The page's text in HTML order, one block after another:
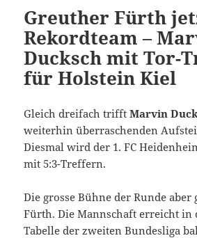
Greuther Fürth
Rekordteam –
Ducksch mit Tor-
für Holstein Kiel
Gleich dreifach trifftMarvin
weiterhin überraschenden
Diesmal wird der 1. FC
mit 5:3-Treffern.
Die grosse Bühne der Runde
Fürth. Die Mannschaft erreicht in
Tabelle der zweiten Bundesliga